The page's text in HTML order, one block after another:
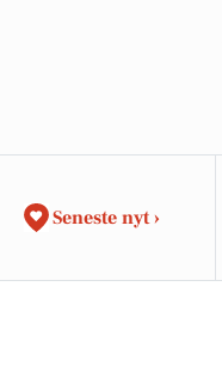
Seneste nyt ›